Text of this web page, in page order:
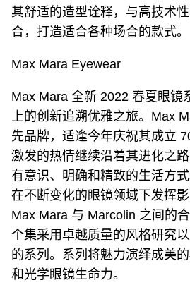
其舒适的造型诠释，与高技术
合，打造适合各种场合的款式。
Max Mara Eyewear
Max Mara 全新 2022 春夏眼镜
上的创新追溯优雅之旅。Max
先品牌，适逢今年庆祝其成立
激发的热情继续沿着其进化之
有意识、明确和精致的生活方
在不断变化的眼镜领域下发挥
Max Mara 与 Marcolin 之间的
个集采用卓越质量的风格研究
的系列。系列将魅力演绎成美
和光学眼镜生命力。